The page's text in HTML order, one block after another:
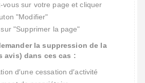
vous sur votre page et cliquer
"Modifier"
"Supprimer la page"
la suppression de la
avis) dans ces cas :
d′une cessation d′activité